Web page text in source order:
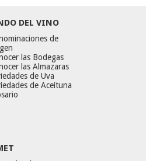
DEL VINO
de
las Bodegas
las Almazaras
de Uva
de Aceituna